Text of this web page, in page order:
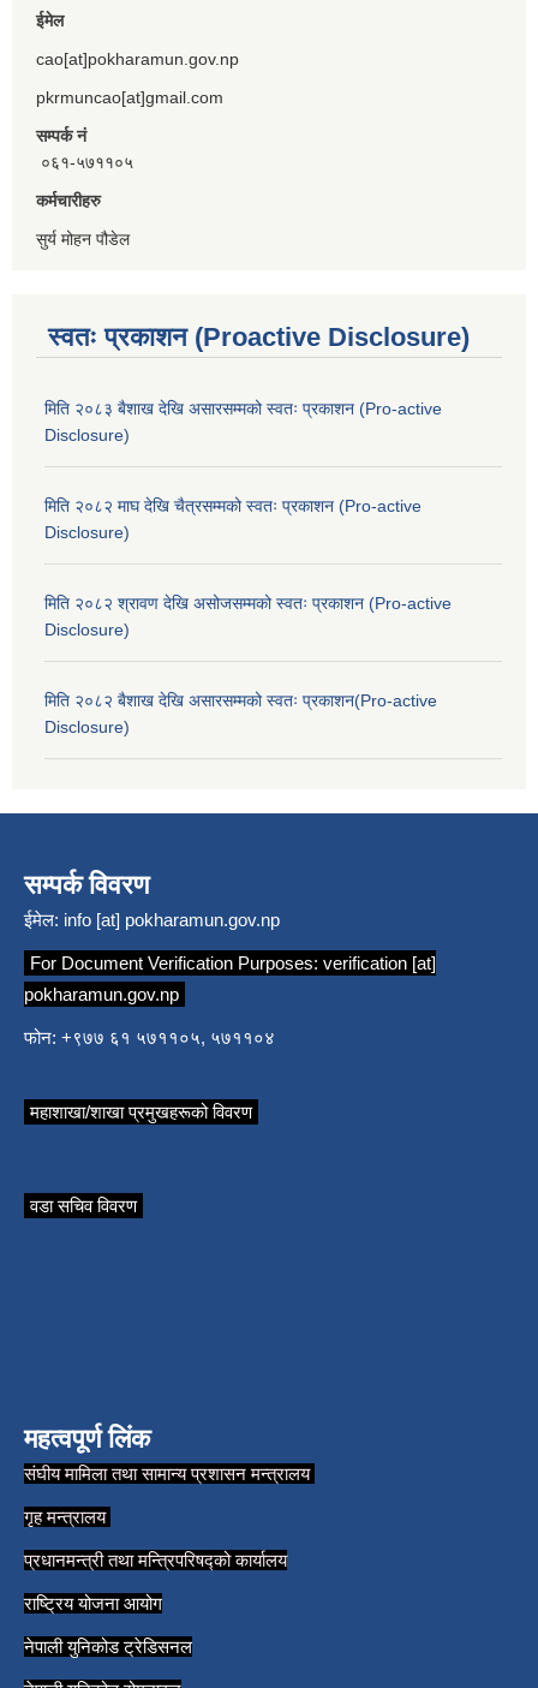
ईमेल
cao[at]pokharamun.gov.np
pkrmuncao[at]gmail.com
सम्पर्क नं
०६१-५७११०५
कर्मचारीहरु
सुर्य मोहन पौडेल
स्वतः प्रकाशन (Proactive Disclosure)
मिति २०८३ बैशाख देखि असारसम्मको स्वतः प्रकाशन (Pro-active
Disclosure)
मिति २०८२ माघ देखि चैत्रसम्मको स्वतः प्रकाशन (Pro-active
Disclosure)
मिति २०८२ श्रावण देखि असोजसम्मको स्वतः प्रकाशन (Pro-active
Disclosure)
मिति २०८२ बैशाख देखि असारसम्मको स्वतः प्रकाशन(Pro-active
Disclosure)
सम्पर्क विवरण
ईमेल: info [at] pokharamun.gov.np
For Document Verification Purposes: verification [at]
pokharamun.gov.np
फोन: +९७७ ६१ ५७११०५, ५७११०४
महाशाखा/शाखा प्रमुखहरूको विवरण
वडा सचिव विवरण
महत्वपूर्ण लिंक
संघीय मामिला तथा सामान्य प्रशासन मन्त्रालय
गृह मन्त्रालय
प्रधानमन्त्री तथा मन्त्रिपरिषद्को कार्यालय
राष्ट्रिय योजना आयोग
नेपाली युनिकोड ट्रेडिसनल